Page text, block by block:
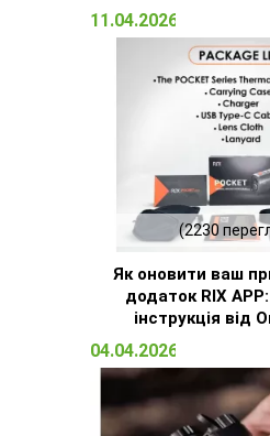
11.04.2026 16:51
(2230
Як оновити ваш
додаток RIX
інструкція від
04.04.2026 14:32